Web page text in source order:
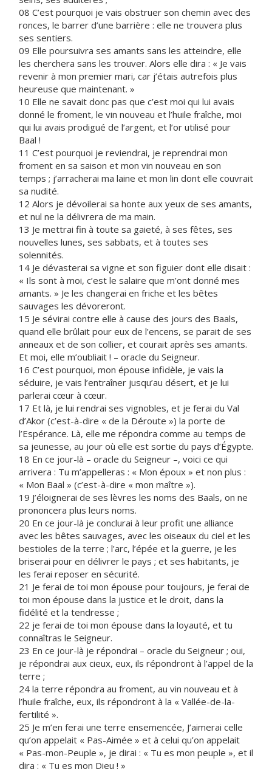
08 C’est pourquoi je vais obstruer son chemin avec des
ronces, le barrer d’une barrière : elle ne trouvera plus
ses sentiers.
09 Elle poursuivra ses amants sans les atteindre, elle
les cherchera sans les trouver. Alors elle dira : « Je vais
revenir à mon premier mari, car j’étais autrefois plus
heureuse que maintenant. »
10 Elle ne savait donc pas que c’est moi qui lui avais
donné le froment, le vin nouveau et l’huile fraîche, moi
qui lui avais prodigué de l’argent, et l’or utilisé pour
Baal !
11 C’est pourquoi je reviendrai, je reprendrai mon
froment en sa saison et mon vin nouveau en son
temps ; j’arracherai ma laine et mon lin dont elle couvrait
sa nudité.
12 Alors je dévoilerai sa honte aux yeux de ses amants,
et nul ne la délivrera de ma main.
13 Je mettrai fin à toute sa gaieté, à ses fêtes, ses
nouvelles lunes, ses sabbats, et à toutes ses
solennités.
14 Je dévasterai sa vigne et son figuier dont elle disait :
« Ils sont à moi, c’est le salaire que m’ont donné mes
amants. » Je les changerai en friche et les bêtes
sauvages les dévoreront.
15 Je sévirai contre elle à cause des jours des Baals,
quand elle brûlait pour eux de l’encens, se parait de ses
anneaux et de son collier, et courait après ses amants.
Et moi, elle m’oubliait ! – oracle du Seigneur.
16 C’est pourquoi, mon épouse infidèle, je vais la
séduire, je vais l’entraîner jusqu’au désert, et je lui
parlerai cœur à cœur.
17 Et là, je lui rendrai ses vignobles, et je ferai du Val
d’Akor (c’est-à-dire « de la Déroute ») la porte de
l’Espérance. Là, elle me répondra comme au temps de
sa jeunesse, au jour où elle est sortie du pays d’Égypte.
18 En ce jour-là – oracle du Seigneur –, voici ce qui
arrivera : Tu m’appelleras : « Mon époux » et non plus :
« Mon Baal » (c’est-à-dire « mon maître »).
19 J’éloignerai de ses lèvres les noms des Baals, on ne
prononcera plus leurs noms.
20 En ce jour-là je conclurai à leur profit une alliance
avec les bêtes sauvages, avec les oiseaux du ciel et les
bestioles de la terre ; l’arc, l’épée et la guerre, je les
briserai pour en délivrer le pays ; et ses habitants, je
les ferai reposer en sécurité.
21 Je ferai de toi mon épouse pour toujours, je ferai de
toi mon épouse dans la justice et le droit, dans la
fidélité et la tendresse ;
22 je ferai de toi mon épouse dans la loyauté, et tu
connaîtras le Seigneur.
23 En ce jour-là je répondrai – oracle du Seigneur ; oui,
je répondrai aux cieux, eux, ils répondront à l’appel de la
terre ;
24 la terre répondra au froment, au vin nouveau et à
l’huile fraîche, eux, ils répondront à la « Vallée-de-la-
fertilité ».
25 Je m’en ferai une terre ensemencée, J’aimerai celle
qu’on appelait « Pas-Aimée » et à celui qu’on appelait
« Pas-mon-Peuple », je dirai : « Tu es mon peuple », et il
dira : « Tu es mon Dieu ! »